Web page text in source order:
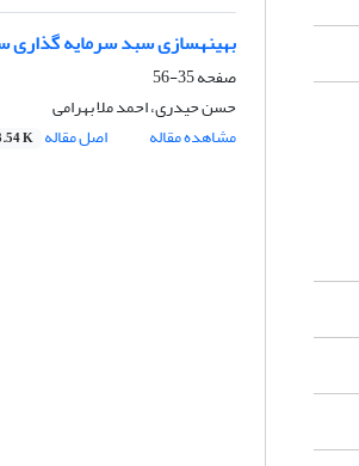
بهینه‎سازی سبد سرمایه گذاری سهام بر اساس مدل‎های چند متغیره GARCH : شواهدی از بورس اوراق بهادار تهران
صفحه35-56
حسن حیدری، احمد ملا بهرامی
مشاهده مقاله
اصل مقاله K